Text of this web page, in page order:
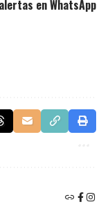
en WhatsApp